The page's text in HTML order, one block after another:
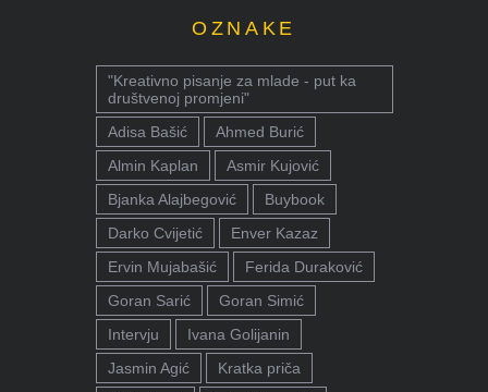
OZNAKE
"Kreativno pisanje za mlade - put ka
društvenoj promjeni"
Adisa Bašić
Ahmed Burić
Almin Kaplan
Asmir Kujović
Bjanka Alajbegović
Buybook
Darko Cvijetić
Enver Kazaz
Ervin Mujabašić
Ferida Duraković
Goran Sarić
Goran Simić
Intervju
Ivana Golijanin
Jasmin Agić
Kratka priča